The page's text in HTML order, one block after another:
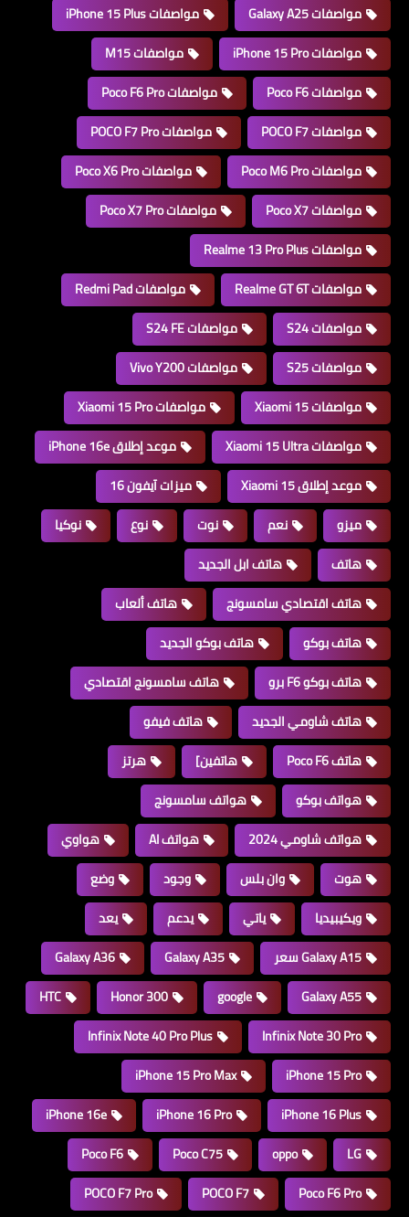
مواصفات Galaxy A25
مواصفات iPhone 15 Plus
مواصفات iPhone 15 Pro
مواصفات M15
مواصفات Poco F6
مواصفات Poco F6 Pro
مواصفات POCO F7
مواصفات POCO F7 Pro
مواصفات Poco M6 Pro
مواصفات Poco X6 Pro
مواصفات Poco X7
مواصفات Poco X7 Pro
مواصفات Realme 13 Pro Plus
مواصفات Realme GT 6T
مواصفات Redmi Pad
مواصفات S24
مواصفات S24 FE
مواصفات S25
مواصفات Vivo Y200
مواصفات Xiaomi 15
مواصفات Xiaomi 15 Pro
مواصفات Xiaomi 15 Ultra
موعد إطلاق iPhone 16e
موعد إطلاق Xiaomi 15
ميزات آيفون 16
ميزو
نعم نوت نوع
نوكيا
هاتف
هاتف ابل الجديد
هاتف اقتصادي سامسونج
هاتف ألعاب
هاتف بوكو
هاتف بوكو الجديد
هاتف بوكو F6 برو
هاتف سامسونج اقتصادي
هاتف شاومي الجديد
هاتف فيفو
هاتف Poco F6
هاتفين]
هرتز
هواتف بوكو
هواتف سامسونج
هواتف شاومي 2024
هواتف AI
هواوي
هوت
وان بلس وجود
وضع
ويكيبيديا
ياتي يدعم
يعد
Galaxy A15 سعر
Galaxy A35
Galaxy A36
Galaxy A55
google
Honor 300
HTC
Infinix Note 30 Pro
Infinix Note 40 Pro Plus
iPhone 15 Pro
iPhone 15 Pro Max
iPhone 16 Plus
iPhone 16 Pro
iPhone 16e
LG
oppo
Poco C75
Poco F6
Poco F6 Pro
POCO F7
POCO F7 Pro